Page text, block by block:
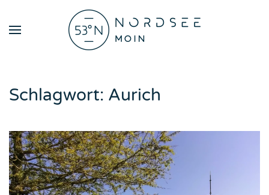
Zum Hauptinhalt springen
Schlagwort: Aurich